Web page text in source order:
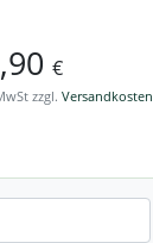
€
zzgl. Versandkosten
eingeben